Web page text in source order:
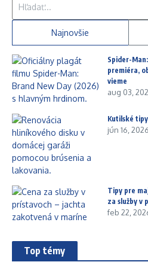
Najnovšie
Spider-
premiéra,
vieme
aug 03,
Kutilské
jún 16, 2026
Tipy pre
za služby v
feb 22,
Top témy